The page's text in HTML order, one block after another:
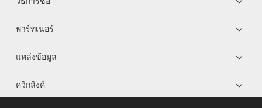
พาร์ทเนอร์
แหล่งข้อมูล
ควิกลิงค์